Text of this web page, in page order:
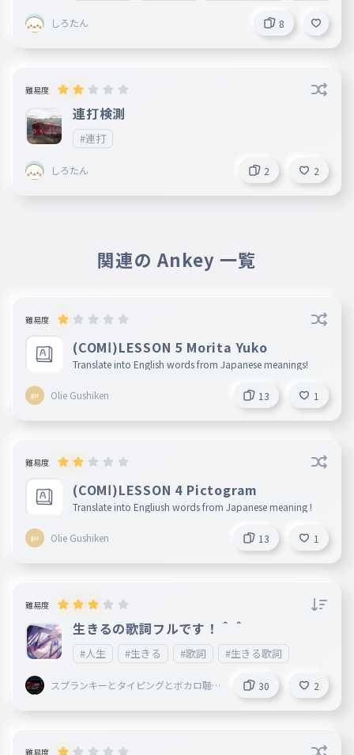
しろたん 8
難易度
連打検測
#連打
しろたん 2 2
関連の Ankey 一覧
難易度
(COMⅠ)LESSON 5 Morita Yuko
Translate into English words from Japanese meanings!
Olie Gushiken 13 1
難易度
(COMⅠ)LESSON 4 Pictogram
Translate into Engliush words from Japanese meaning !
Olie Gushiken 13 1
難易度
生きるの歌詞フルです！＾＾
#人生 #生きる #歌詞 #生きる歌詞
スプランキーとタイピングとボカロ聴
30 2
難易度